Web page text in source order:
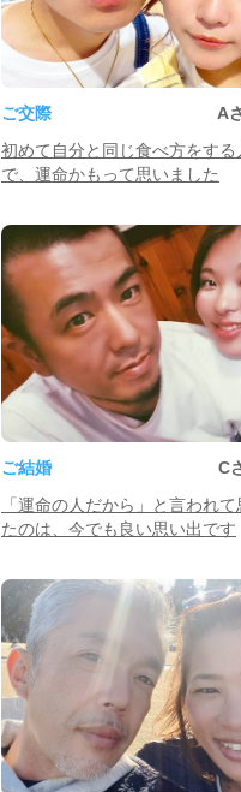
ご交際
A
初めて自分と同じ食べ方をする
で、運命かもって思いました
ご結婚
C
「運命の人だから」と言われ
たのは、今でも良い思い出です